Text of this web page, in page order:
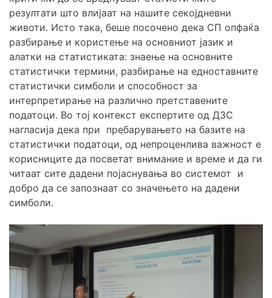
резултати што влијаат на нашите секојдневни
животи. Исто така, беше посочено дека СП опфаќа
разбирање и користење на основниот јазик и
алатки на статистиката: знаење на основните
статистички термини, разбирање на едноставните
статистички симболи и способност за
интерпретирање на различно претставените
податоци. Во тој контекст експертите од ДЗС
нагласија дека при пребарувањето на базите на
статистички податоци, од непроценлива важност е
корисниците да посветат внимание и време и да ги
читаат сите дадени појаснувања во системот и
добро да се запознаат со значењето на дадени
симболи.